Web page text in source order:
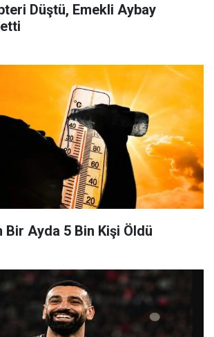
Düştü, Emekli Aybay
Bir Ayda 5 Bin Kişi Öldü